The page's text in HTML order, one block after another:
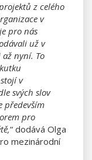
z celého
v
pro nás
už v
nyní. To
v
svých slov
především
pro
“ dodává Olga
mezinárodní